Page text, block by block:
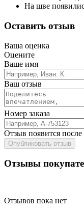
На шве
Оставить отзыв
Ваша оценка
Оцените
Ваше имя
Ваш отзыв
Номер заказа
Отзыв появится
Опубликовать отзыв
Отзывы
Отзывов пока нет